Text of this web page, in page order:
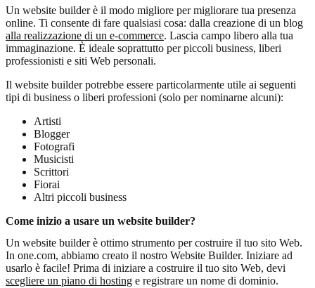
Un website builder è il modo migliore per migliorare tua presenza
online. Ti consente di fare qualsiasi cosa: dalla creazione di un blog
alla realizzazione di un e-commerce. Lascia campo libero alla tua
immaginazione. È ideale soprattutto per piccoli business, liberi
professionisti e siti Web personali.
Il website builder potrebbe essere particolarmente utile ai seguenti
tipi di business o liberi professioni (solo per nominarne alcuni):
Artisti
Blogger
Fotografi
Musicisti
Scrittori
Fiorai
Altri piccoli business
Come inizio a usare un website builder?
Un website builder è ottimo strumento per costruire il tuo sito Web.
In one.com, abbiamo creato il nostro Website Builder. Iniziare ad
usarlo è facile! Prima di iniziare a costruire il tuo sito Web, devi
scegliere un piano di hosting e registrare un nome di dominio.